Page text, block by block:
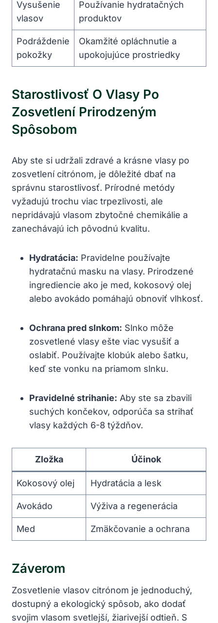
Vysušenie
vlasov
Používanie hydratačných
produktov
Podráždenie
pokožky
Okamžité opláchnutie a
upokojujúce prostriedky
Starostlivosť O Vlasy Po
Zosvetlení Prirodzeným
Spôsobom
Aby ste si udržali zdravé a krásne vlasy po
zosvetlení citrónom, je dôležité dbať na
správnu starostlivosť. Prírodné metódy
vyžadujú trochu viac trpezlivosti, ale
nepridávajú vlasom zbytočné chemikálie a
zanechávajú ich pôvodnú kvalitu.
Hydratácia: Pravidelne používajte
hydratačnú masku na vlasy. Prirodzené
ingrediencie ako je med, kokosový olej
alebo avokádo pomáhajú obnoviť vlhkosť.
Ochrana pred slnkom: Slnko môže
zosvetlené vlasy ešte viac vysušiť a
oslabiť. Používajte klobúk alebo šatku,
keď ste vonku na priamom slnku.
Pravidelné strihanie: Aby ste sa zbavili
suchých končekov, odporúča sa strihať
vlasy každých 6-8 týždňov.
Zložka Účinok
Kokosový olej Hydratácia a lesk
Avokádo Výživa a regenerácia
Med Zmäkčovanie a ochrana
Záverom
Zosvetlenie vlasov citrónom je jednoduchý,
dostupný a ekologický spôsob, ako dodať
svojim vlasom svetlejší, žiarivejší odtieň. S